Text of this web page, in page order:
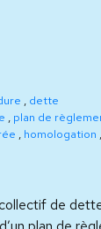
, dette
, plan de
, homologation ,
de